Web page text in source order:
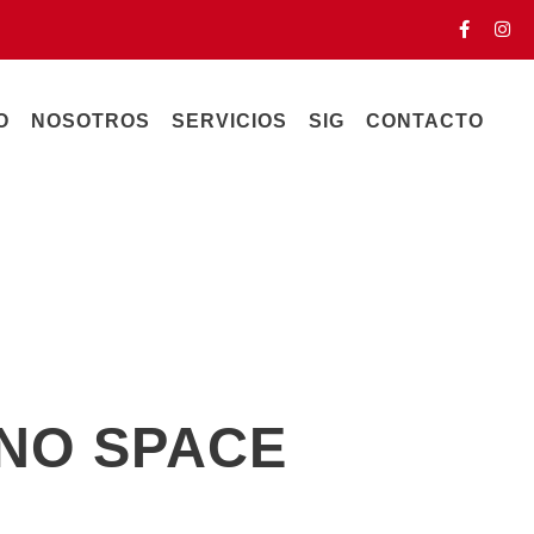
NOSOTROS SERVICIOS SIG CONTACTO
SPACE